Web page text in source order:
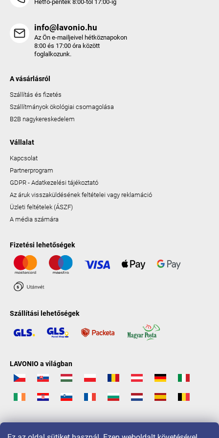
Hétfő-péntek 8:00-tól 17:00-ig
info@lavonio.hu
Az Ön e-mailjeivel hétköznapokon
8:00 és 17:00 óra között
foglalkozunk.
A vásárlásról
Szállítás és fizetés
Szállítmányok ökológiai csomagolása
B2B nagykereskedelem
Vállalat
Kapcsolat
Partnerprogram
GDPR - Adatkezelési tájékoztató
Az áruk visszaküldésének feltételei vagy reklamáció
Üzleti feltételek (ÁSZF)
A média számára
Fizetési lehetőségek
Szállítási lehetőségek
LAVONIO a világban